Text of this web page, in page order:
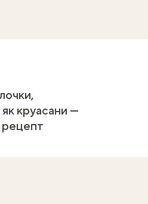
круасани —
рецепт